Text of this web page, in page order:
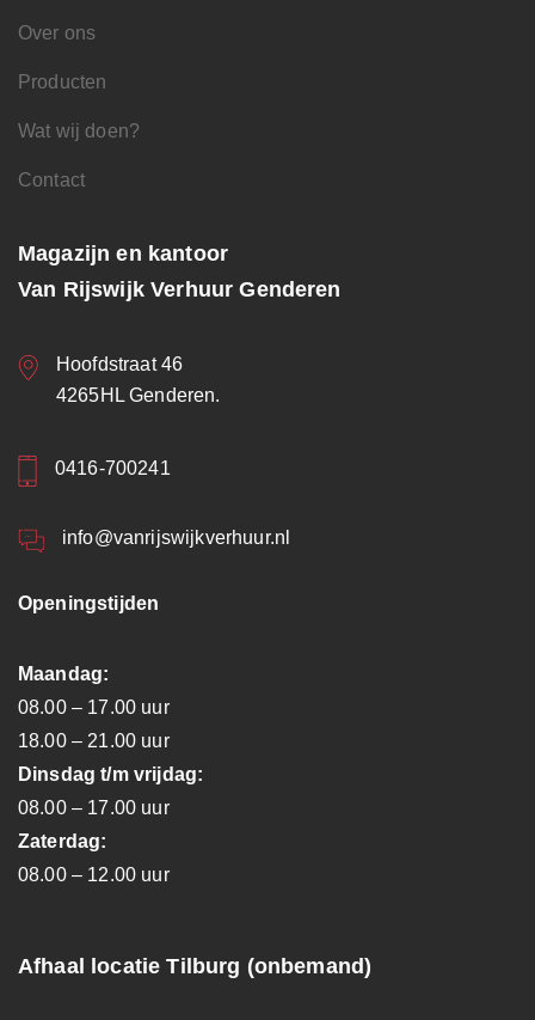
Over ons
Producten
Wat wij doen?
Contact
Magazijn en kantoor
Van Rijswijk Verhuur Genderen
Hoofdstraat 46
4265HL Genderen.
0416-700241
info@vanrijswijkverhuur.nl
Openingstijden
Maandag:
08.00 – 17.00 uur
18.00 – 21.00 uur
Dinsdag t/m vrijdag:
08.00 – 17.00 uur
Zaterdag:
08.00 – 12.00 uur
Afhaal locatie Tilburg (onbemand)